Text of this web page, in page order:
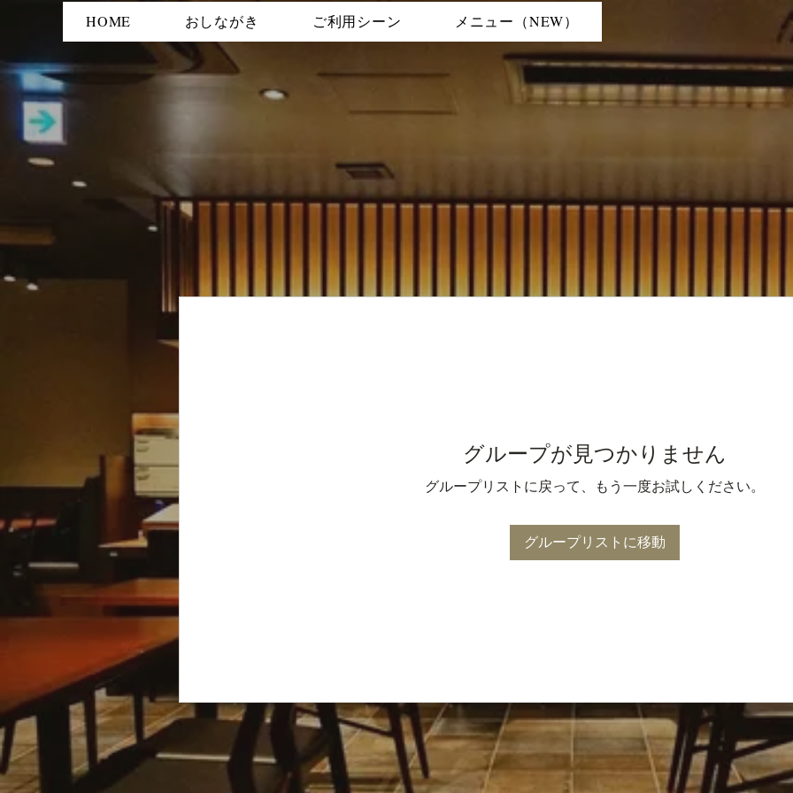
HOME おしながき ご利用シーン メニュー（NEW）
グループが見つかりません
グループリストに戻って、もう一度お試しください。
グループリストに移動